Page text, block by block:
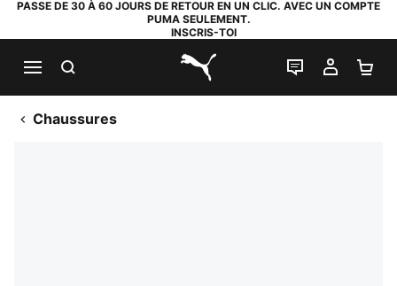
PASSE DE 30 À 60 JOURS DE RETOUR EN UN CLIC. AVEC UN COMPTE
PUMA SEULEMENT.
INSCRIS-TOI
PUMA.com
LIVE CHAT
MON
Chaussures